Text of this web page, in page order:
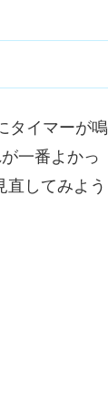
タイマーが鳴
一番よかっ
してみよう